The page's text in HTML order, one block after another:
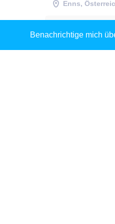
Enns,
Benachrichtige mich